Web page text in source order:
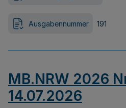
Ausgabennummer 191
MB.NRW 2026
14.07.2026